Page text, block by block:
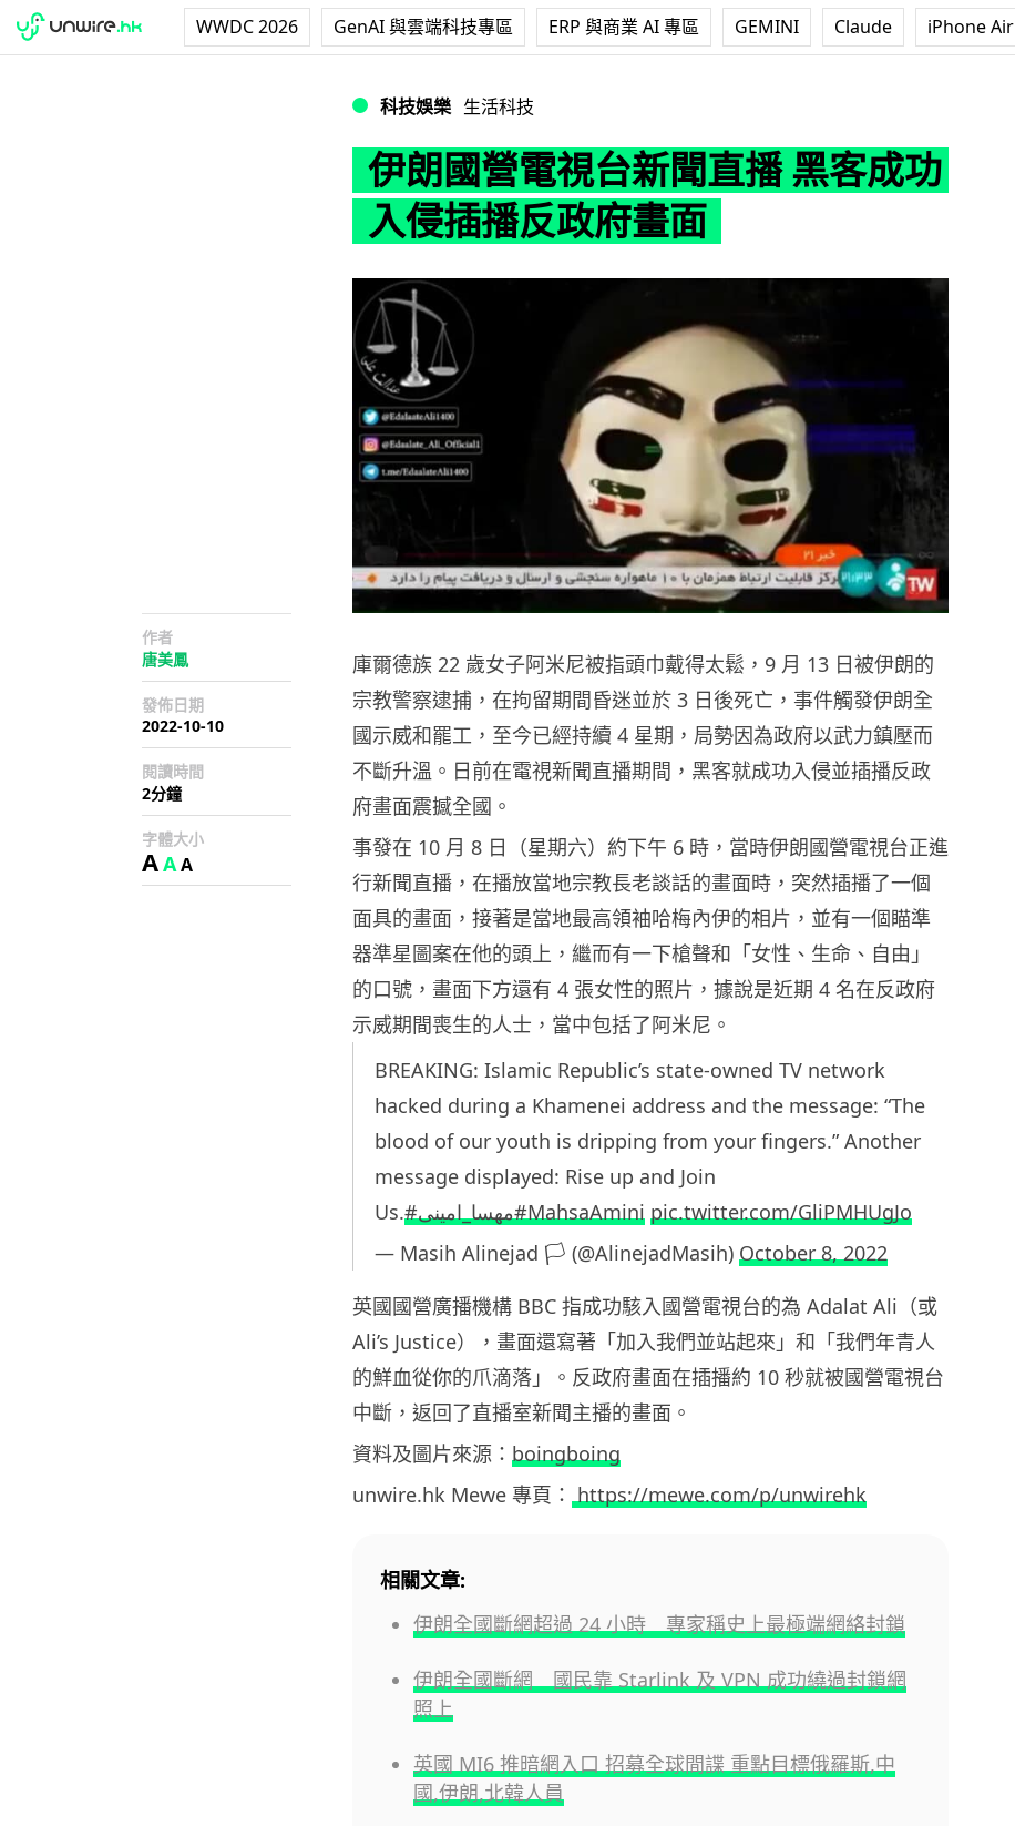
WWDC 2026 GenAI 與雲端科技專區 ERP 與商業 AI 專區 GEMINI Claude iPhone Air
科技娛樂 生活科技
伊朗國營電視台新聞直播 黑客成功
入侵插播反政府畫面
作者
唐美鳳
發佈日期
2022-10-10
閱讀時間
2分鐘
字體大小
AAA
庫爾德族 22 歲女子阿米尼被指頭巾戴得太鬆，9 月 13 日被伊朗的
宗教警察逮捕，在拘留期間昏迷並於 3 日後死亡，事件觸發伊朗全
國示威和罷工，至今已經持續 4 星期，局勢因為政府以武力鎮壓而
不斷升溫。日前在電視新聞直播期間，黑客就成功入侵並插播反政
府畫面震撼全國。
事發在 10 月 8 日（星期六）約下午 6 時，當時伊朗國營電視台正進
行新聞直播，在播放當地宗教長老談話的畫面時，突然插播了一個
面具的畫面，接著是當地最高領袖哈梅內伊的相片，並有一個瞄準
器準星圖案在他的頭上，繼而有一下槍聲和「女性、生命、自由」
的口號，畫面下方還有 4 張女性的照片，據說是近期 4 名在反政府
示威期間喪生的人士，當中包括了阿米尼。
BREAKING: Islamic Republic’s state-owned TV network
hacked during a Khamenei address and the message: “The
blood of our youth is dripping from your fingers.” Another
message displayed: Rise up and Join
Us. #مهسا_امینی#MahsaAmini pic.twitter.com/GliPMHUgJo
— Masih Alinejad 🏳️ (@AlinejadMasih) October 8, 2022
英國國營廣播機構 BBC 指成功駭入國營電視台的為 Adalat Ali（或
Ali’s Justice），畫面還寫著「加入我們並站起來」和「我們年青人
的鮮血從你的爪滴落」。反政府畫面在插播約 10 秒就被國營電視台
中斷，返回了直播室新聞主播的畫面。
資料及圖片來源： boingboing
unwire.hk Mewe 專頁： https://mewe.com/p/unwirehk
相關文章:
伊朗全國斷網超過 24 小時 專家稱史上最極端網絡封鎖
伊朗全國斷網 國民靠 Starlink 及 VPN 成功繞過封鎖網
照上
英國 MI6 推暗網入口 招募全球間諜 重點目標俄羅斯,中
國,伊朗,北韓人員